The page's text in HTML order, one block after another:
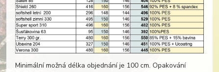
Minimální možná délka objednání je 100 cm. Opakování